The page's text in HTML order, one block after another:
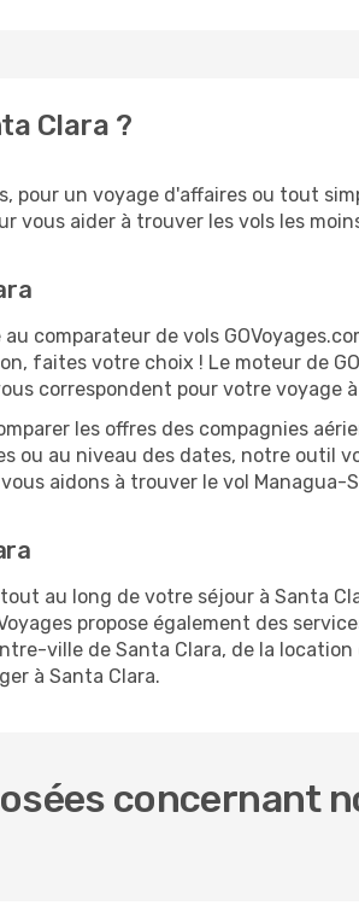
Clara ?
pour un voyage d'affaires ou tout
vous aider à trouver les vols les
comparateur de vols
faites votre choix ! Le moteur de
correspondent pour votre voyage
les offres des compagnies
ou au niveau des dates, notre outil
aidons à trouver le vol Managua-
au long de votre séjour à Santa
propose également des
ville de Santa Clara, de la
à Santa Clara.
concernant